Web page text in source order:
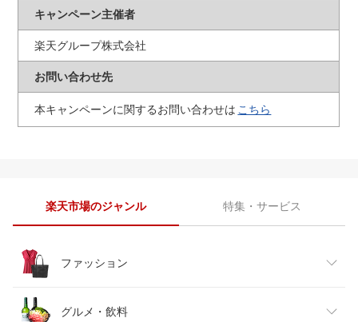
キャンペーン主催者
楽天グループ株式会社
お問い合わせ先
本キャンペーンに関するお問い合わせは こちら
楽天市場のジャンル 特集・サービス
ファッション
レディースファッション
グルメ・飲料